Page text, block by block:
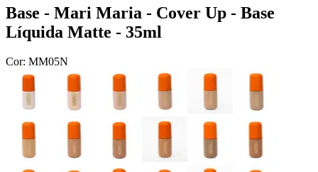
Base - Mari Maria - Cover Up - Base
Líquida Matte - 35ml
Cor: MM05N